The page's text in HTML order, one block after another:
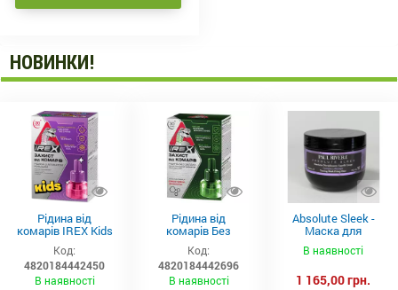
НОВИНКИ!
Рідина від
комарів IREX Kids
д/дітей (30 ночей),
20мл
Код:
4820184442450
В наявності
Рідина від
комарів Без
запаху IREX (30
ночей), 20мл
Код:
4820184442696
В наявності
Absolute Sleek -
Маска для
неслухняного
волосся 300 мл
В наявності
1 165,00 грн.